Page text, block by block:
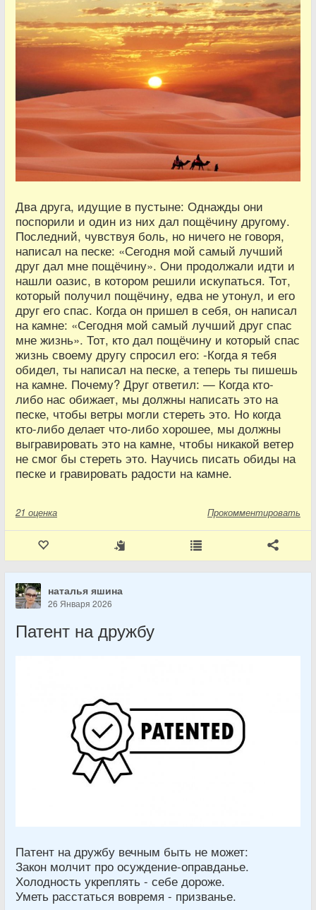
Два друга, идущие в пустыне: Однажды они
поспорили и один из них дал пощёчину другому.
Последний, чувствуя боль, но ничего не говоря,
написал на песке: «Сегодня мой самый лучший
друг дал мне пощёчину». Они продолжали идти и
нашли оазис, в котором решили искупаться. Тот,
который получил пощёчину, едва не утонул, и его
друг его спас. Когда он пришел в себя, он написал
на камне: «Сегодня мой самый лучший друг спас
мне жизнь». Тот, кто дал пощёчину и который спас
жизнь своему другу спросил его: -Когда я тебя
обидел, ты написал на песке, а теперь ты пишешь
на камне. Почему? Друг ответил: — Когда кто-
либо нас обижает, мы должны написать это на
песке, чтобы ветры могли стереть это. Но когда
кто-либо делает что-либо хорошее, мы должны
выгравировать это на камне, чтобы никакой ветер
не смог бы стереть это. Научись писать обиды на
песке и гравировать радости на камне.
21 оценка Прокомментировать
наталья яшина
26 Января 2026
Патент на дружбу
Патент на дружбу вечным быть не может:
Закон молчит про осуждение-оправданье.
Холодность укреплять - себе дороже.
Уметь расстаться вовремя - призванье.